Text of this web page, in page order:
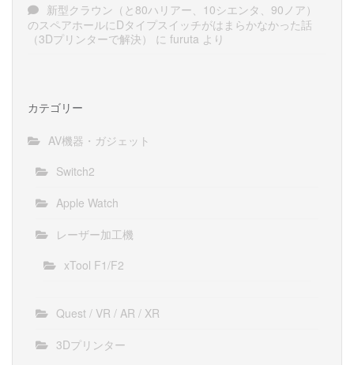
新型クラウン（と80ハリアー、10シエンタ、90ノア）
のスペアホールにDタイプスイッチがはまらかなかった話
（3Dプリンターで解決）
に furuta より
カテゴリー
AV機器・ガジェット
Switch2
Apple Watch
レーザー加工機
xTool F1/F2
Quest / VR / AR / XR
3Dプリンター